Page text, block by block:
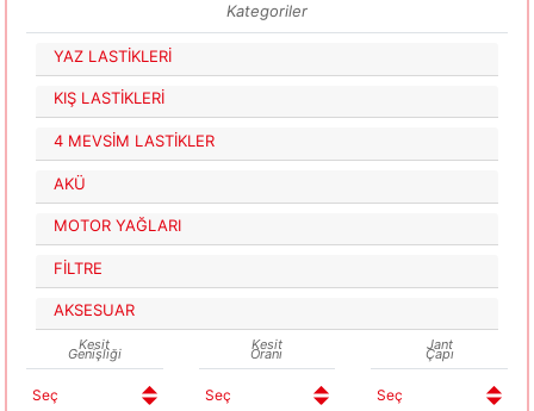
Kategoriler
YAZ LASTİKLERİ
KIŞ LASTİKLERİ
4 MEVSİM LASTİKLER
AKÜ
MOTOR YAĞLARI
FİLTRE
AKSESUAR
Kesit
Genişliği
Kesit
Oranı
Jant
Çapı